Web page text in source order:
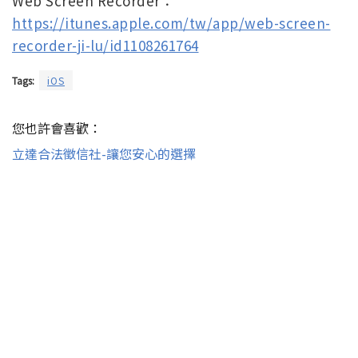
https://itunes.apple.com/tw/app/web-screen-
recorder-ji-lu/id1108261764
Tags: iOS
您也許會喜歡：
立達合法徵信社-讓您安心的選擇